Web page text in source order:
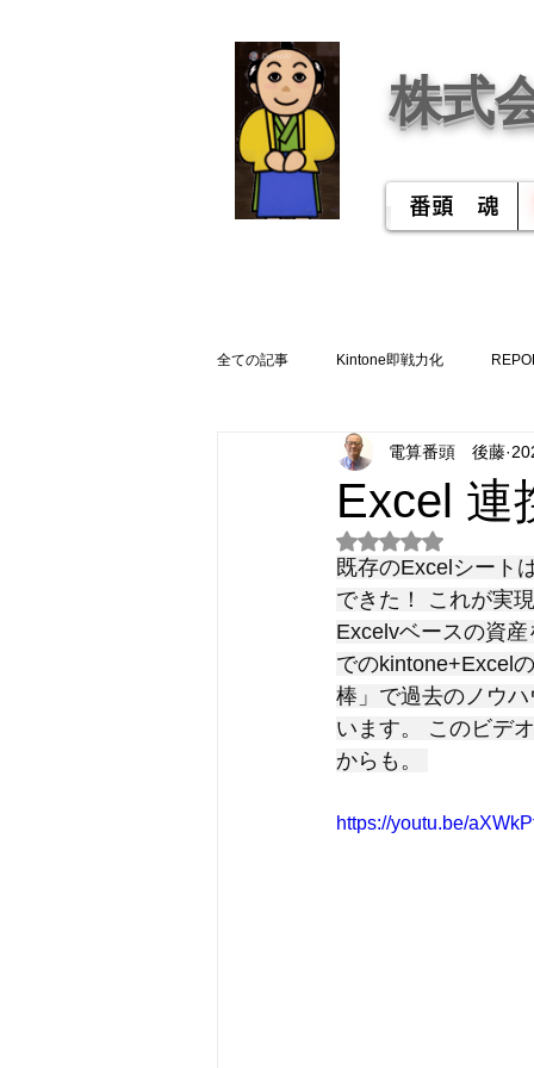
株式
番頭 魂
全ての記事 Kintone即戦力化
Excel
電算番頭 後藤
5つ星のうちNaN
既存のExcelシート
できた！ これが実
Excelvベースの資
でのkintone+Excel
棒」で過去のノウ
います。 このビデ
からも。
https://youtu.be/